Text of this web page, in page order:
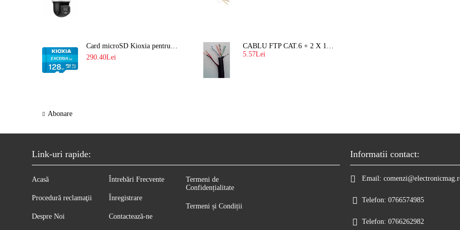
Card microSD Kioxia pentru CCTV cu capacitate memorie 128GB Ultra HD 4K LMEX2L128GG2
290.40Lei
Abonare
CABLU FTP CAT.6 + 2 X 1.5 MM2 ( LITAT ) CU SUFA
5.57Lei
Link-uri rapide:
Acasă
Procedură reclamaţii
Despre Noi
Întrebări Frecvente
Înregistrare
Contactează-ne
Termeni de
Confidențialitate
Termeni și Condiții
Informatii contact:
Email:
Telefon: 0766574985
Telefon: 0766262982